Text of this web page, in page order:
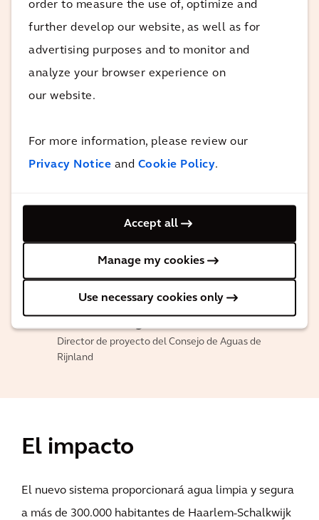
order to measure the use of, optimize and
further develop our website, as well as for
advertising purposes and to monitor and
analyze your browser experience on
our website.
For more information, please review our
Privacy Notice and Cookie Policy.
Accept all
Manage my cookies
Use necessary cookies only
Definir exactamente cómo queríamos
que fuera nuestra solución sostenible no
fue tarea fácil. Pero cuando observamos
organización del proyecto, creo que
hemos hecho un gran trabajo. El equipo
12 personas) han interiorizado y
Director de proyecto del Consejo de Aguas de
Rijnland
El impacto
El nuevo sistema proporcionará agua limpia y segura
a más de 300.000 habitantes de Haarlem-Schalkwijk